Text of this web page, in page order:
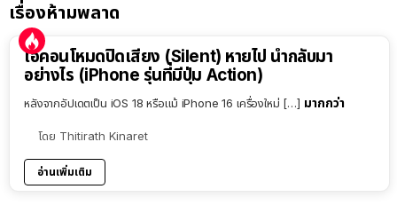
เรื่องห้ามพลาด
ไอคอนโหมดปิดเสียง (Silent) หายไป นำกลับมา
อย่างไร (iPhone รุ่นที่มีปุ่ม Action)
หลังจากอัปเดตเป็น iOS 18 หรือแม้ iPhone 16 เครื่องใหม่ […] มากกว่า
โดย Thitirath Kinaret
อ่านเพิ่มเติม